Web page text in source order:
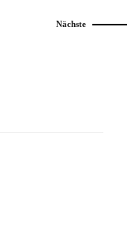
Nächste